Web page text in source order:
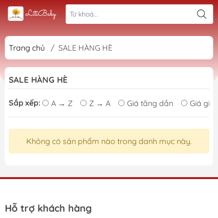
Trang chủ / SALE HÀNG HÈ
SALE HÀNG HÈ
Sắp xếp: A → Z Z → A Giá tăng dần Giá
Không có sản phẩm nào trong danh mục này.
Hỗ trợ khách hàng